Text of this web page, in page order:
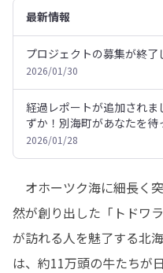
最新情報
プロジェクトの募集が終了
2026/01/30
経過レポートが追加され
ずか！別海町があなたを待
2026/01/28
オホーツク海に細長く
然が創り出した「トドワ
が訪れる人を魅了する北
は、約11万頭の牛たちが